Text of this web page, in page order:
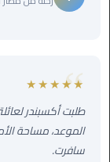
برج
العرب
إلى
القاهرة
★★★★★
الموعد، مساحة
سافرت.